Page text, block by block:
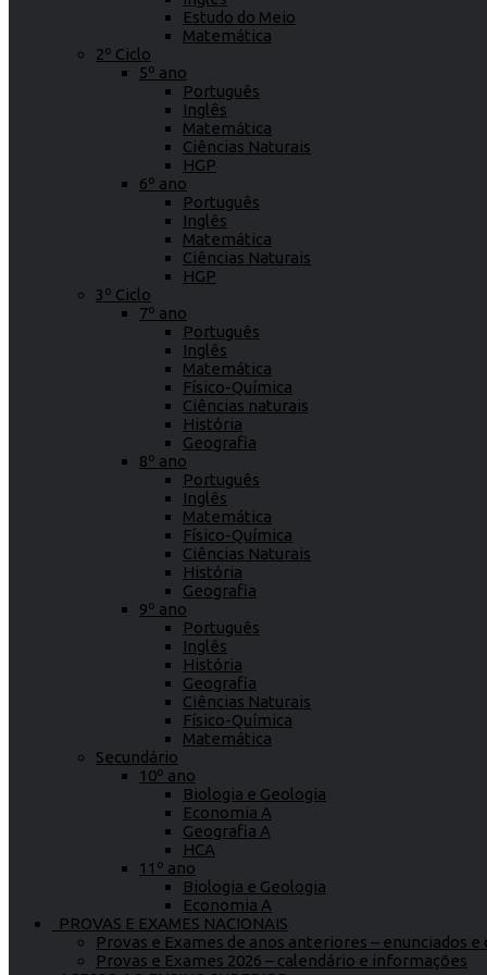
Estudo do Meio
Matemática
2º Ciclo
5º ano
Português
Inglês
Matemática
Ciências Naturais
HGP
6º ano
Português
Inglês
Matemática
Ciências Naturais
HGP
3º Ciclo
7º ano
Português
Inglês
Matemática
Físico-Química
Ciências naturais
História
Geografia
8º ano
Português
Inglês
Matemática
Físico-Química
Ciências Naturais
História
Geografia
9º ano
Português
Inglês
História
Geografia
Ciências Naturais
Físico-Química
Matemática
Secundário
10º ano
Biologia e Geologia
Economia A
Geografia A
HCA
11º ano
Biologia e Geologia
Economia A
PROVAS E EXAMES NACIONAIS
Provas e Exames de anos anteriores – enunciados
Provas e Exames 2026 – calendário e informações